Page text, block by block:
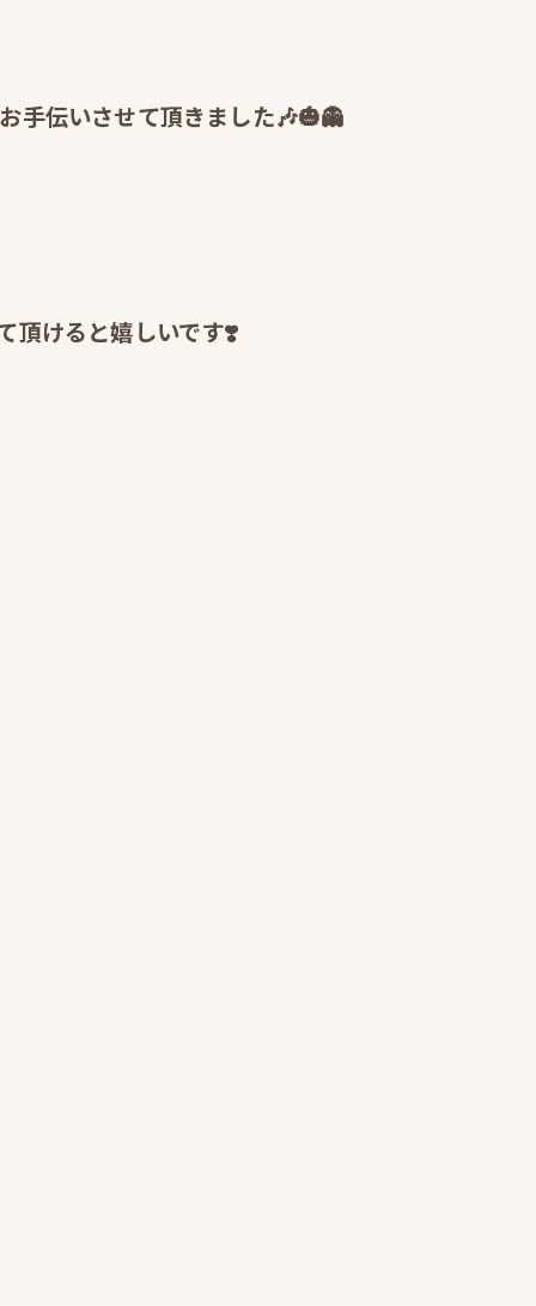
手伝いさせて頂きました🎶🎃👻
頂けると嬉しいです❣️